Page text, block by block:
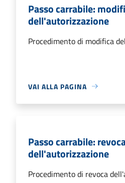
Passo carrabile:
dell'autorizzazione
Procedimento di modifica
VAI ALLA PAGINA
Passo carrabile:
dell'autorizzazione
Procedimento di revoca